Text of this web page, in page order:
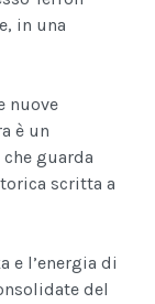
in una
nuove
è un
guarda
scritta a
e l’energia di
del